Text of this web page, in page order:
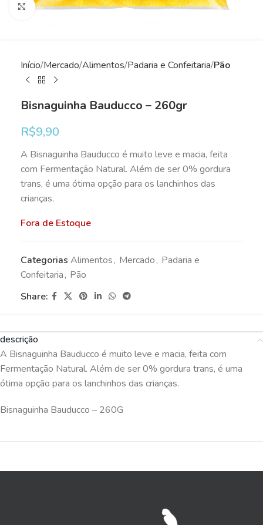
Clique para ampliar
Início Mercado Alimentos Padaria e Confeitaria Pão
Bisnaguinha Bauducco – 260gr
R$9,90
A Bisnaguinha Bauducco é muito leve e macia, feita
com Fermentação Natural. Além de ser 0% gordura
trans, é uma ótima opção para os lanchinhos das
crianças.
Fora de Estoque
Categorias Alimentos, Mercado, Padaria e
Confeitaria, Pão
Share:
descrição
A Bisnaguinha Bauducco é muito leve e macia, feita com
Fermentação Natural. Além de ser 0% gordura trans, é uma
ótima opção para os lanchinhos das crianças.
Bisnaguinha Bauducco – 260G